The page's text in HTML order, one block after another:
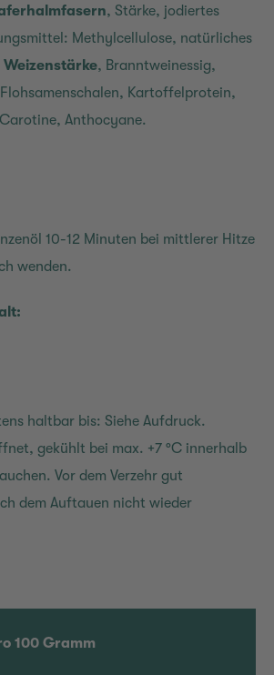
, Stärke, jodiertes
Methylcellulose, natürliches
Weizenstärke, Branntweinessig,
Kartoffelprotein,
Anthocyane.
10-12 Minuten bei mittlerer Hitze
wenden.
haltbar bis: Siehe Aufdruck.
gekühlt bei max. +7 °C innerhalb
Vor dem Verzehr gut
dem Auftauen nicht wieder
100 Gramm